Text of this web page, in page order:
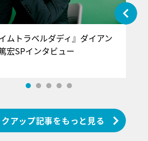
ムトラベルダディ』ダイアン
篤宏SPインタビュー
クアップ記事をもっと見る